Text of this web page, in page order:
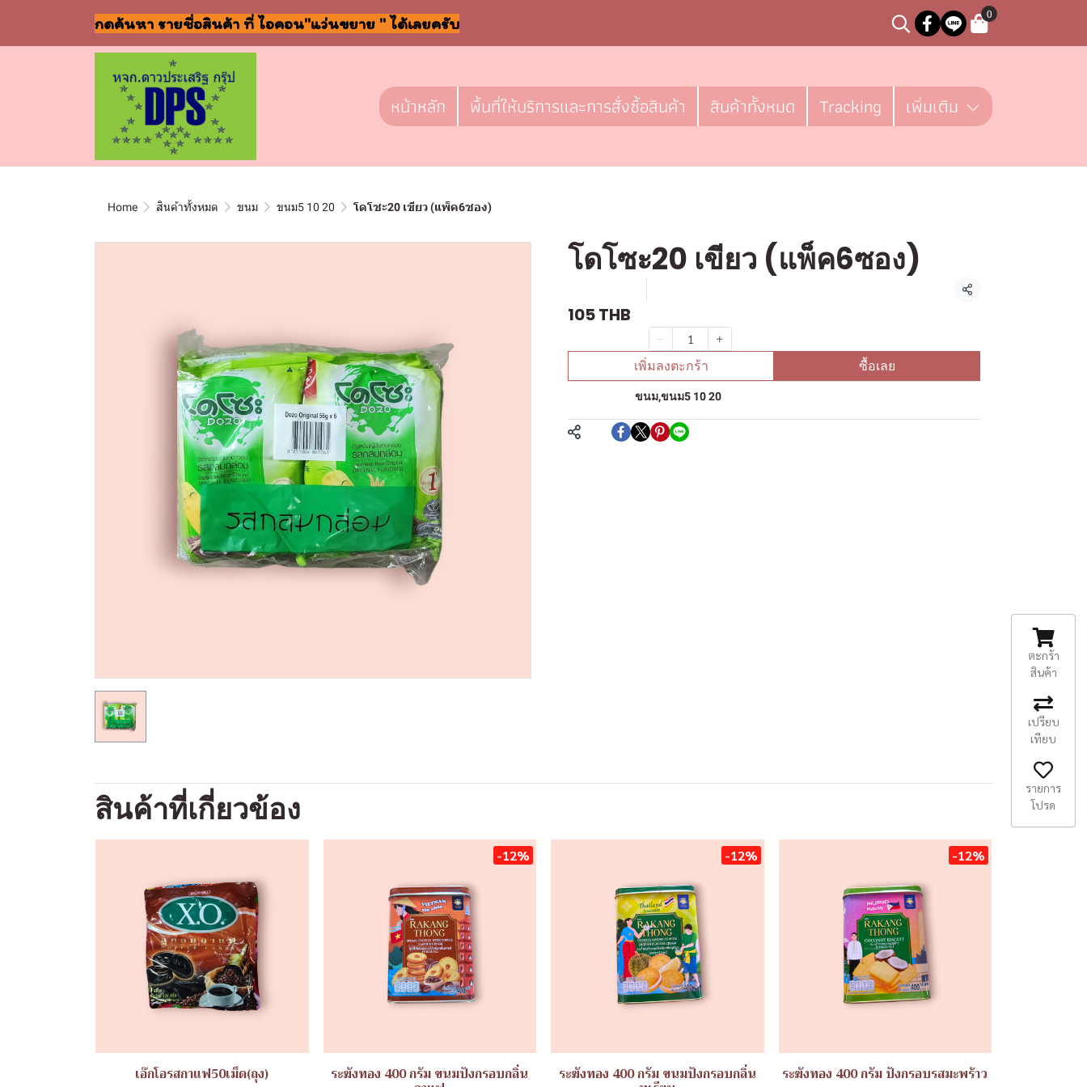
กดค้นหา รายชื่อสินค้า ที่ ไอคอน"แว่นขยาย " ได้เลยครับ
0
หน้าหลัก พื้นที่ให้บริการและการสั่งซื้อสินค้า สินค้าทั้งหมด Tracking เพิ่มเติม
Home สินค้าทั้งหมด ขนม ขนม5 10 20 โดโซะ20 เขียว (แพ็ค6ซอง)
โดโซะ20 เขียว (แพ็ค6ซอง)
แชร์
105 THB
เพิ่มลงตะกร้า ซื้อเลย
ขนม,ขนม5 10 20
สินค้าที่เกี่ยวข้อง
เอ๊กโอรสกาแฟ50เม็ด(ถุง)
-12%
ระฆังทอง 400 กรัม ขนมปังกรอบกลิ่น
-12%
ระฆังทอง 400 กรัม ขนมปังกรอบกลิ่น
-12%
ระฆังทอง 400 กรัม ปังกรอบรสมะพร้าว
ตะกร้า
สินค้า
เปรียบ
เทียบ
รายการ
โปรด